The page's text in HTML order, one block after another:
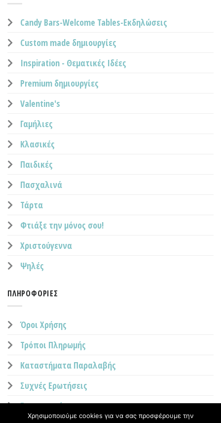
Candy Bars-Welcome Tables-Εκδηλώσεις
Custom made δημιουργίες
Inspiration - Θεματικές Ιδέες
Premium δημιουργίες
Valentine's
Γαμήλιες
Κλασικές
Παιδικές
Πασχαλινά
Τάρτα
Φτιάξε την μόνος σου!
Χριστούγεννα
Ψηλές
ΠΛΗΡΟΦΟΡΊΕΣ
Όροι Χρήσης
Τρόποι Πληρωμής
Καταστήματα Παραλαβής
Συχνές Ερωτήσεις
Επικοινωνία
Χρησιμοποιούμε cookies για να σας προσφέρουμε την